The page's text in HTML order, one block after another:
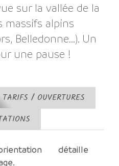
sur la vallée de la
massifs alpins
Belledonne...). Un
une pause !
TARIFS / OUVERTURES
détaille